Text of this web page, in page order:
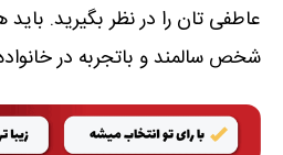
عاطفی تان را در نظر بگیرید.
شخص سالمند و باتجربه در